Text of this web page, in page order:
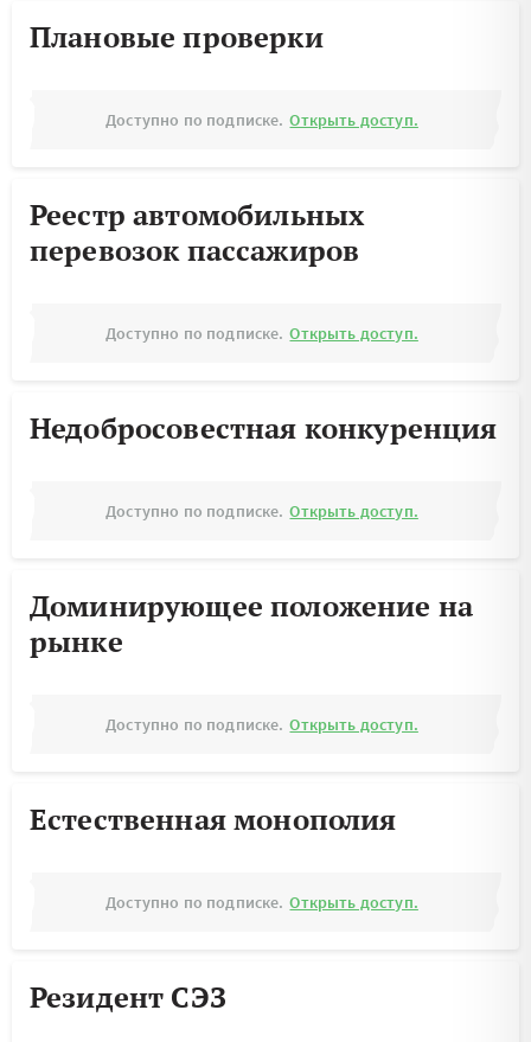
Плановые проверки
Доступно по подписке. Открыть доступ.
Реестр автомобильных
перевозок пассажиров
Доступно по подписке. Открыть доступ.
Недобросовестная конкуренция
Доступно по подписке. Открыть доступ.
Доминирующее положение на
рынке
Доступно по подписке. Открыть доступ.
Естественная монополия
Доступно по подписке. Открыть доступ.
Резидент СЭЗ